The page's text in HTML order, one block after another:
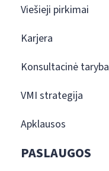
Viešieji pirkimai
Karjera
Konsultacinė taryba
VMI strategija
Apklausos
PASLAUGOS